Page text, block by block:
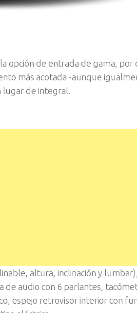
opción de entrada de gama, por
más acotada -aunque
de integral.
altura, inclinación y
de audio con 6 parlantes,
espejo retrovisor interior con